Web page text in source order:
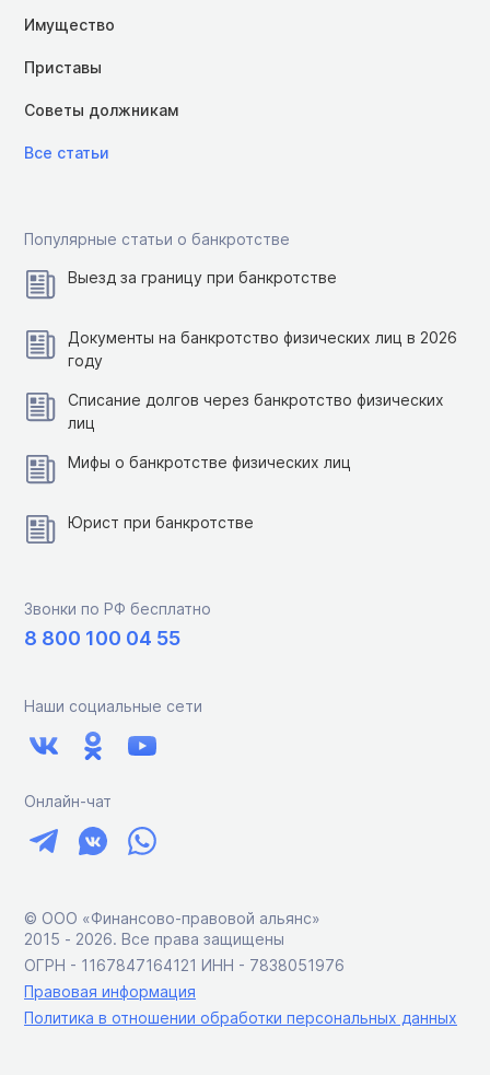
Имущество
Приставы
Советы должникам
Все статьи
Популярные статьи о банкротстве
Выезд за границу при банкротстве
Документы на банкротство физических лиц в 2026
году
Списание долгов через банкротство физических
лиц
Мифы о банкротстве физических лиц
Юрист при банкротстве
Звонки по РФ бесплатно
8 800 100 04 55
Наши социальные сети
Онлайн-чат
© ООО «Финансово-правовой альянс»
2015 ‑ 2026. Все права защищены
ОГРН - 1167847164121 ИНН - 7838051976
Правовая информация
Политика в отношении обработки персональных данных